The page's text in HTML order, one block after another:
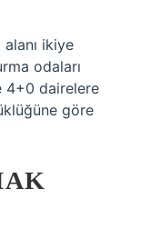
ikiye
odaları
4+0 dairelere
göre